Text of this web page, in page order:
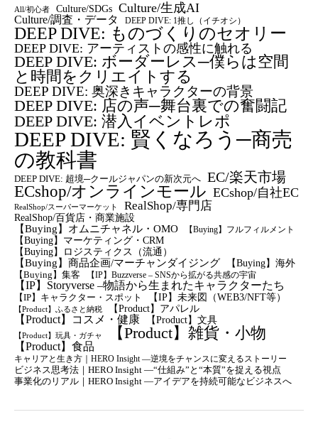
All/初心者 Culture/SDGs Culture/生成AI
Culture/調査・データ DEEP DIVE: 1推し（イチオシ）
DEEP DIVE: ものづくりのセオリー
DEEP DIVE: アーティストの感性に触れる
DEEP DIVE: ボーダーレス─僕らは空間
と時間をクリエイトする
DEEP DIVE: 奥深きキャラクターの背景
DEEP DIVE: 店の声─舞台裏での奮闘記
DEEP DIVE: 潜入イベントレポ
DEEP DIVE: 賢くなろう─商売
の教科書
DEEP DIVE: 超境─クールジャパンの新次元へ EC/楽天市場
ECshop/オンラインモール ECshop/自社EC
RealShop/スーパーマーケット RealShop/専門店
RealShop/百貨店・商業施設
【Buying】オムニチャネル・OMO
【Buying】フルフィルメント
【Buying】マーケティング・CRM
【buying】ロジスティクス（流通）
【Buying】商品企画/マーチャンダイジング 【Buying】海外
【Buying】集客 【IP】Buzzverse – SNSから拡がる共感の宇宙
【IP】Storyverse –物語から生まれたキャラクターたち
【IP】キャラクター・スポット 【IP】未来図（WEB3/NFT等）
【Product】ふるさと納税 【Product】アパレル
【Product】コスメ・健康 【Product】文具
【Product】玩具・ガチャ 【Product】雑貨・小物
【Product】食品
キャリアと生き方｜HERO Insight —逆境をチャンスに変えるストーリー
ビジネス思考法｜HERO Insight —“仕組み”と“本質”を捉える視点
事業化のリアル｜HERO Insight —アイデアを持続可能なビジネスへ